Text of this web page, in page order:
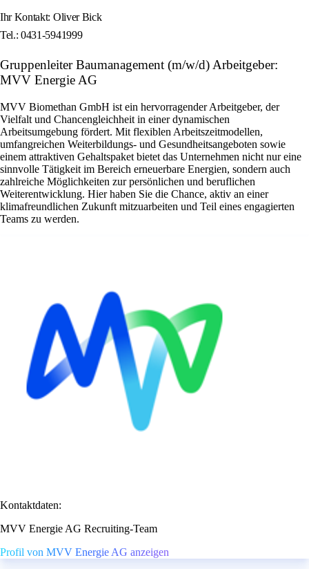
Ihr Kontakt: Oliver Bick
Tel.: 0431-5941999
Gruppenleiter Baumanagement (m/w/d) Arbeitgeber:
MVV Energie AG
MVV Biomethan GmbH ist ein hervorragender Arbeitgeber, der
Vielfalt und Chancengleichheit in einer dynamischen
Arbeitsumgebung fördert. Mit flexiblen Arbeitszeitmodellen,
umfangreichen Weiterbildungs- und Gesundheitsangeboten sowie
einem attraktiven Gehaltspaket bietet das Unternehmen nicht nur eine
sinnvolle Tätigkeit im Bereich erneuerbare Energien, sondern auch
zahlreiche Möglichkeiten zur persönlichen und beruflichen
Weiterentwicklung. Hier haben Sie die Chance, aktiv an einer
klimafreundlichen Zukunft mitzuarbeiten und Teil eines engagierten
Teams zu werden.
Kontaktdaten:
MVV Energie AG Recruiting-Team
Profil von MVV Energie AG anzeigen